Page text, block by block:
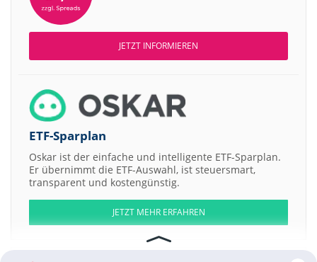
JETZT INFORMIEREN
ETF-Sparplan
Oskar ist der einfache und intelligente ETF-Sparplan.
Er übernimmt die ETF-Auswahl, ist steuersmart,
transparent und kostengünstig.
JETZT MEHR ERFAHREN